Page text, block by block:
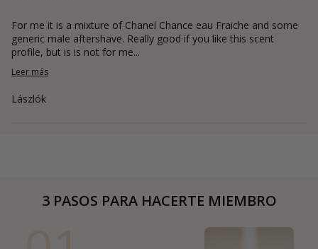
For me it is a mixture of Chanel Chance eau Fraiche and some
generic male aftershave. Really good if you like this scent
profile, but is is not for me...
Leer más
Lászlók
3 PASOS PARA HACERTE MIEMBRO